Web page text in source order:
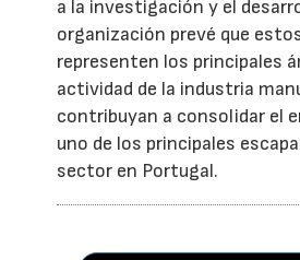
a la investigación y el
organización prevé que
representen los principales
actividad de la industria
contribuyan a consolidar el
uno de los principales
sector en Portugal.